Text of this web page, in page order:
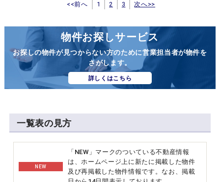
<<前へ 1 2 3 次へ>>
物件お探しサービス
お探しの物件が見つからない方のために営業担当者が物件を
さがします。
詳しくはこちら
一覧表の見方
NEW
「NEW」マークのついている不動産情報
は、ホームページ上に新たに掲載した物件
及び再掲載した物件情報です。なお、掲載